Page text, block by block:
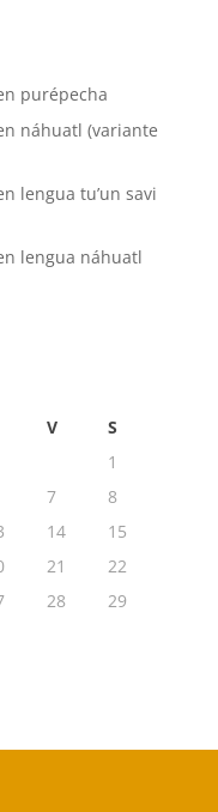
purépecha
náhuatl (variante
lengua tu’un savi
lengua náhuatl
V
S
1
7
8
14
15
21
22
28
29